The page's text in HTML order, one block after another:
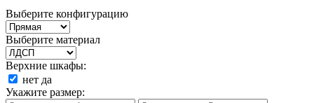
Выберите конфигурацию
Выберите материал
Верхние шкафы:
нет да
Укажите размер: